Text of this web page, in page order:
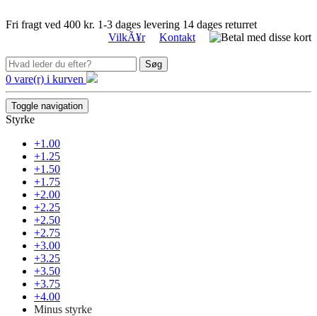
Fri fragt ved 400 kr. 1-3 dages levering 14 dages returret
Kontakt
VilkÃ¥r
Søg
0 vare(r) i kurven
Toggle navigation
Styrke
+1.00
+1.25
+1.50
+1.75
+2.00
+2.25
+2.50
+2.75
+3.00
+3.25
+3.50
+3.75
+4.00
Minus styrke